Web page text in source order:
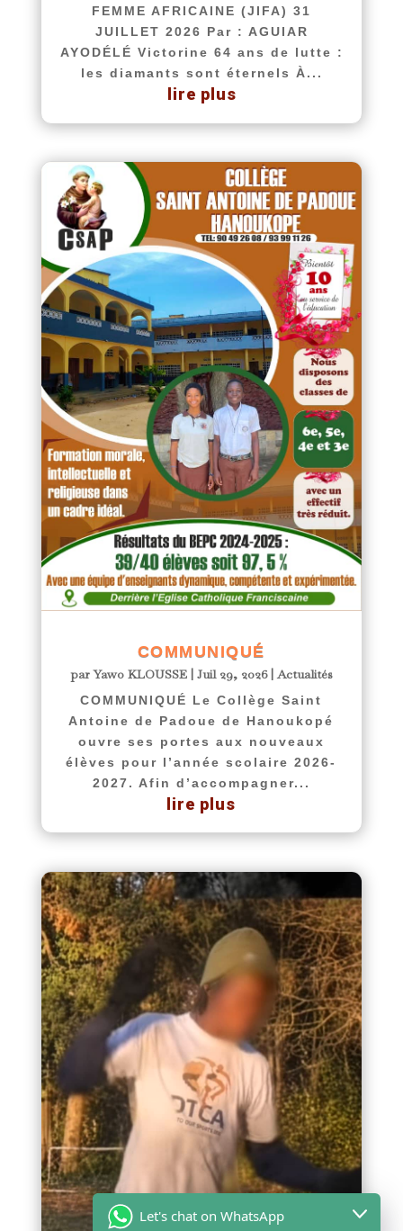
FEMME AFRICAINE (JIFA) 31
JUILLET 2026 Par : AGUIAR
AYODÉLÉ Victorine 64 ans de lutte :
les diamants sont éternels À...
lire plus
COMMUNIQUÉ
parYawo KLOUSSE| Juil 29, 2026|Actualités
COMMUNIQUÉ Le Collège Saint
Antoine de Padoue de Hanoukopé
ouvre ses portes aux nouveaux
élèves pour l’année scolaire 2026-
2027. Afin d’accompagner...
lire plus
Let's chat on WhatsApp